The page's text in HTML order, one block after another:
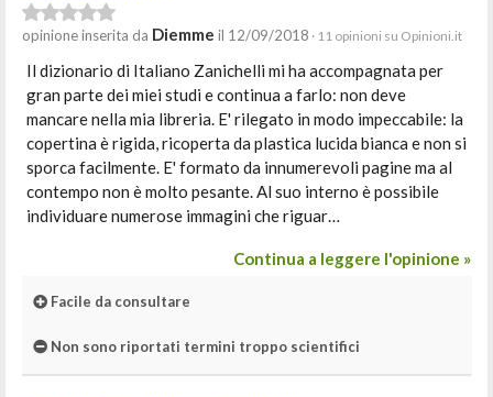
opinione inserita da Diemme il 12/09/2018 · 11 opinioni su Opinioni.it
Il dizionario di Italiano Zanichelli mi ha accompagnata per
gran parte dei miei studi e continua a farlo: non deve
mancare nella mia libreria. E' rilegato in modo impeccabile: la
copertina è rigida, ricoperta da plastica lucida bianca e non si
sporca facilmente. E' formato da innumerevoli pagine ma al
contempo non è molto pesante. Al suo interno è possibile
individuare numerose immagini che riguar…
Continua a leggere l'opinione »
Facile da consultare
Non sono riportati termini troppo scientifici